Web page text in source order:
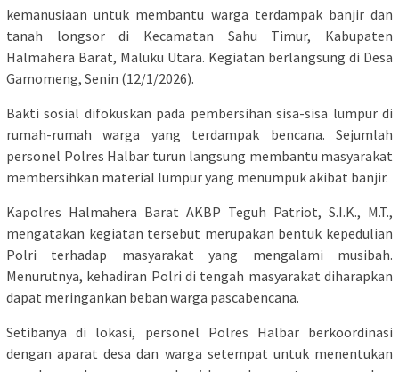
kemanusiaan untuk membantu warga terdampak banjir dan
tanah longsor di Kecamatan Sahu Timur, Kabupaten
Halmahera Barat, Maluku Utara. Kegiatan berlangsung di Desa
Gamomeng, Senin (12/1/2026).
Bakti sosial difokuskan pada pembersihan sisa-sisa lumpur di
rumah-rumah warga yang terdampak bencana. Sejumlah
personel Polres Halbar turun langsung membantu masyarakat
membersihkan material lumpur yang menumpuk akibat banjir.
Kapolres Halmahera Barat AKBP Teguh Patriot, S.I.K., M.T.,
mengatakan kegiatan tersebut merupakan bentuk kepedulian
Polri terhadap masyarakat yang mengalami musibah.
Menurutnya, kehadiran Polri di tengah masyarakat diharapkan
dapat meringankan beban warga pascabencana.
Setibanya di lokasi, personel Polres Halbar berkoordinasi
dengan aparat desa dan warga setempat untuk menentukan